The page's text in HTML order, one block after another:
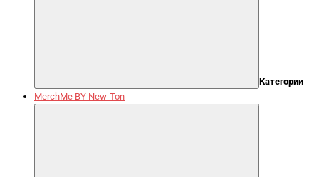
Категории
MerchMe BY New-Ton